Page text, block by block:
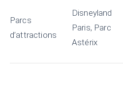
Parcs
d’attractions
Disneyland
Paris, Parc
Astérix